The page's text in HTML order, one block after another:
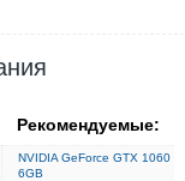
Рекомендуемые:
NVIDIA GeForce GTX 1060
6GB